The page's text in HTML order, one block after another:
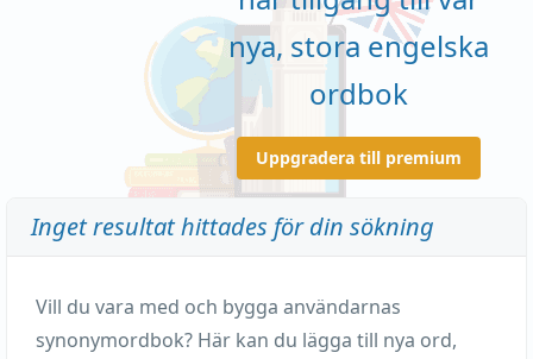
nya, stora engelska
ordbok
Uppgradera till premium
Inget resultat hittades för din sökning
Vill du vara med och bygga användarnas
synonymordbok? Här kan du lägga till nya ord,